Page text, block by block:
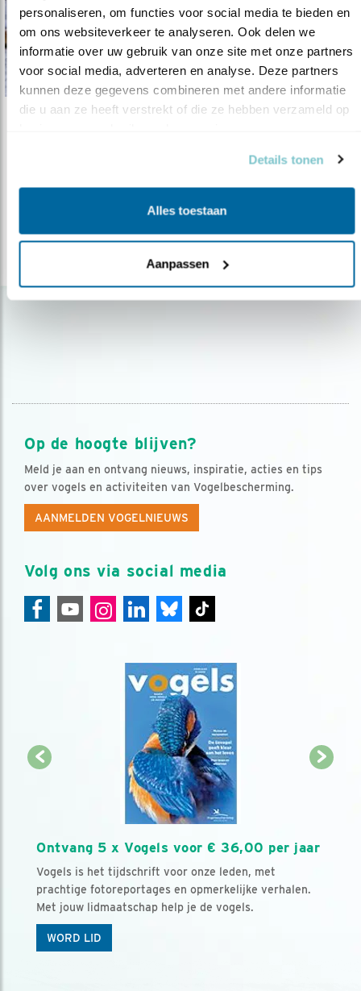
personaliseren, om functies voor social media te bieden en
om ons websiteverkeer te analyseren. Ook delen we
informatie over uw gebruik van onze site met onze partners
voor social media, adverteren en analyse. Deze partners
kunnen deze gegevens combineren met andere informatie
die u aan ze heeft verstrekt of die ze hebben verzameld op
Details tonen
Alles toestaan
Aanpassen
Op de hoogte blijven?
Meld je aan en ontvang nieuws, inspiratie, acties en tips
over vogels en activiteiten van Vogelbescherming.
AANMELDEN VOGELNIEUWS
Volg ons via social media
Ontvang 5 x Vogels voor € 36,00 per jaar
Vogels is het tijdschrift voor onze leden, met
prachtige fotoreportages en opmerkelijke verhalen.
Met jouw lidmaatschap help je de vogels.
WORD LID